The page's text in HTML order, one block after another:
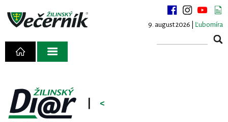
9. august 2026 | Ľubomíra
<